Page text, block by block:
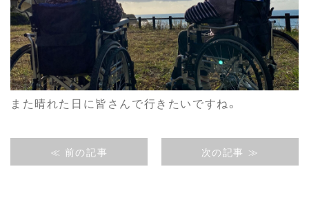
また晴れた日に皆さんで行きたいですね。
≪ 前の記事 次の記事 ≫